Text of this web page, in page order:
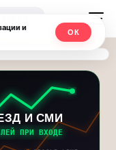
И СМИ
ПРИ ВХОДЕ
и
ОК